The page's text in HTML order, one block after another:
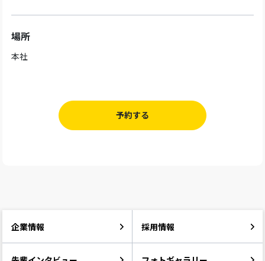
場所
本社
予約する
企業情報 採用情報